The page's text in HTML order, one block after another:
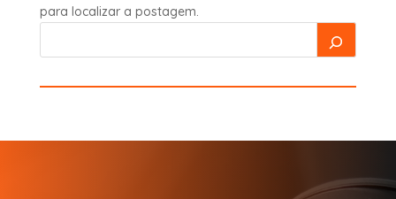
para localizar a postagem.